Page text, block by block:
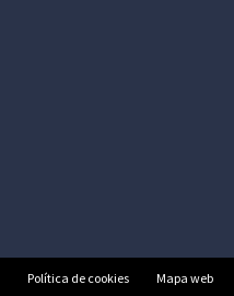
Política de cookies Mapa web